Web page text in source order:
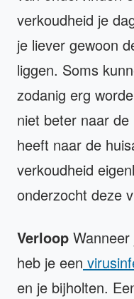
verkoudheid je
je liever gewoon
liggen. Soms
zodanig erg
niet beter naar
heeft naar de
verkoudheid
onderzocht deze
Verloop
heb je een
en je bijholten.